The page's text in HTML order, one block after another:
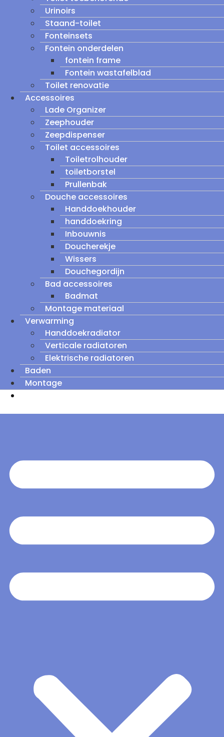
Urinoirs
Staand-toilet
Fonteinsets
Fontein onderdelen
fontein frame
Fontein wastafelblad
Toilet renovatie
Accessoires
Lade Organizer
Zeephouder
Zeepdispenser
Toilet accessoires
Toiletrolhouder
toiletborstel
Prullenbak
Douche accessoires
Handdoekhouder
handdoekring
Inbouwnis
Doucherekje
Wissers
Douchegordijn
Bad accessoires
Badmat
Montage materiaal
Verwarming
Handdoekradiator
Verticale radiatoren
Elektrische radiatoren
Baden
Montage